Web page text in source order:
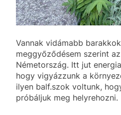
Vannak vidámabb
meggyőződésem szerint
Németország. Itt jut
hogy vigyázzunk a
ilyen balf.szok voltunk,
próbáljuk meg helyrehozni.